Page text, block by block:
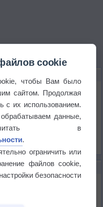
на транспорт
cookie
чтобы Вам было
сайтом. Продолжая
с их использованием.
данные,
в
.
ограничить или
файлов cookie,
безопасности